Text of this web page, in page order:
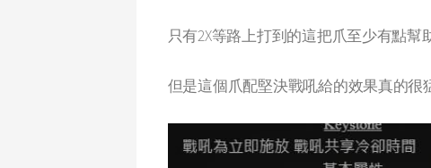
只有2X等路上打到的這把爪至少有點幫
但是這個爪配堅決戰吼給的效果真的